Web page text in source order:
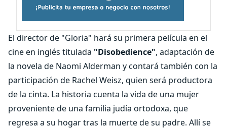
El director de "Gloria" hará su primera película en el
cine en inglés titulada "Disobedience", adaptación de
la novela de Naomi Alderman y contará también con la
participación de Rachel Weisz, quien será productora
de la cinta. La historia cuenta la vida de una mujer
proveniente de una familia judía ortodoxa, que
regresa a su hogar tras la muerte de su padre. Allí se